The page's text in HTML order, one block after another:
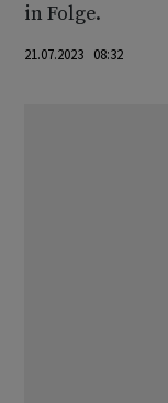
in Folge.
21.07.2023 08:32